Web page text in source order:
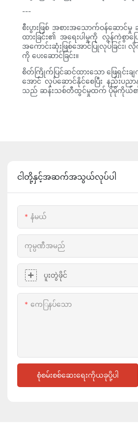
---
စီးပွားဖြစ် အစားအသောက်ဝန်ဆော
ထားခြင်း၏ အရေးပါမှုကို လွန်ကဲစွာ
အကောင်းဆုံးဖြစ်အောင်ပြုလုပ်ခြင်း
ကို ပေးဆောင်ခြင်း။
စိတ်ကြိုက်ပြင်ဆင်ထားသော ဖြေရှင်းခ
အောင် လုပ်ဆောင်နိုင်စေပြီး နည်းပည
သည် ဆန်းသစ်တီထွင်မှုထက် ပိုမိုကိုယ်စားပ
ငါတို့နှင့်အဆက်အသွယ်လုပ်ပါ
နံမယ်
ကုမ္ပဏီအမည်
ပူးတွဲဖိုင်
ကေြနပ်သော
စုံစမ်းစစ်ဆေးရေးကိုယခုပို့ပါ